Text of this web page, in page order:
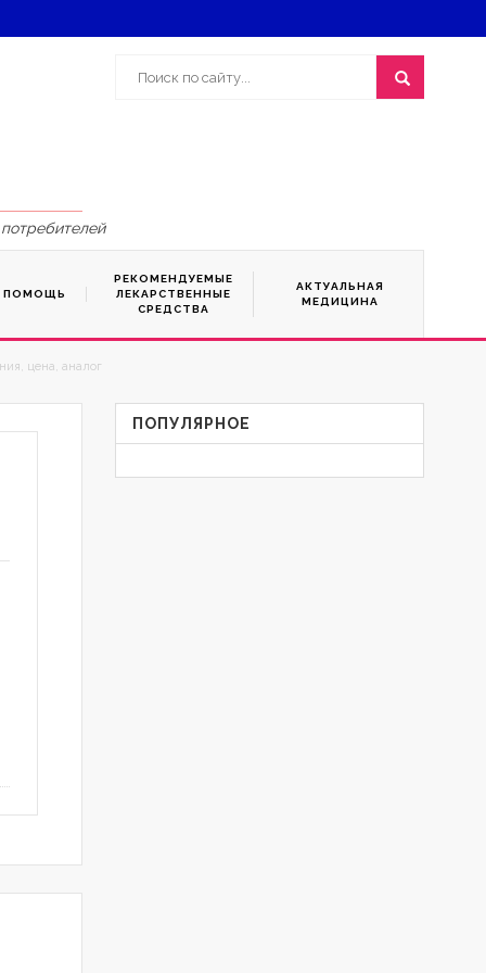
ПОМОЩЬ
РЕКОМЕНДУЕМЫЕ
ЛЕКАРСТВЕННЫЕ
СРЕДСТВА
АКТУАЛЬНАЯ
МЕДИЦИНА
цена, аналог
ПОПУЛЯРНОЕ